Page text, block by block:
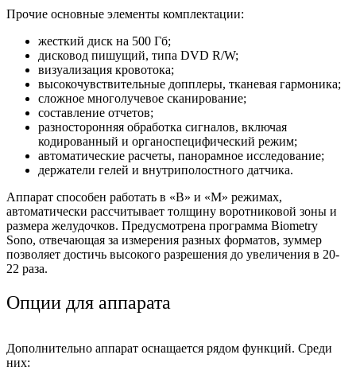
Прочие основные элементы комплектации:
жесткий диск на 500 Гб;
дисковод пишущий, типа DVD R/W;
визуализация кровотока;
высокочувствительные допплеры, тканевая гармоника;
сложное многолучевое сканирование;
составление отчетов;
разносторонняя обработка сигналов, включая
кодированный и органоспецифический режим;
автоматические расчеты, панорамное исследование;
держатели гелей и внутриполостного датчика.
Аппарат способен работать в «В» и «М» режимах,
автоматически рассчитывает толщину воротниковой зоны и
размера желудочков. Предусмотрена программа Biometry
Sono, отвечающая за измерения разных форматов, зуммер
позволяет достичь высокого разрешения до увеличения в 20-
22 раза.
Опции для аппарата
Дополнительно аппарат оснащается рядом функций. Среди
них: